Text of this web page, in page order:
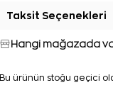
Taksit Seçenekleri
Hangi mağazada
Bu ürünün stoğu geçici